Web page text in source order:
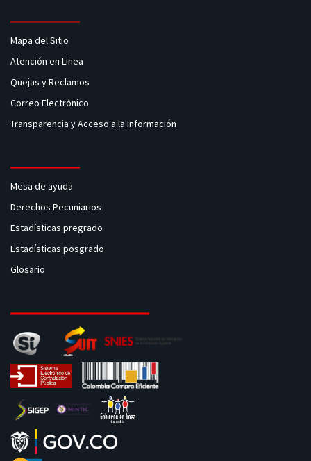
Mapa del Sitio
Atención en Linea
Quejas y Reclamos
Correo Electrónico
Transparencia y Acceso a la Información
Mesa de ayuda
Derechos Pecuniarios
Estadísticas pregrado
Estadísticas posgrado
Glosario